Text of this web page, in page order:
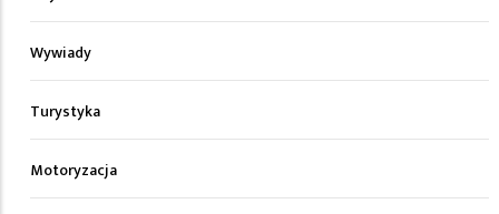
Wywiady
Turystyka
Motoryzacja